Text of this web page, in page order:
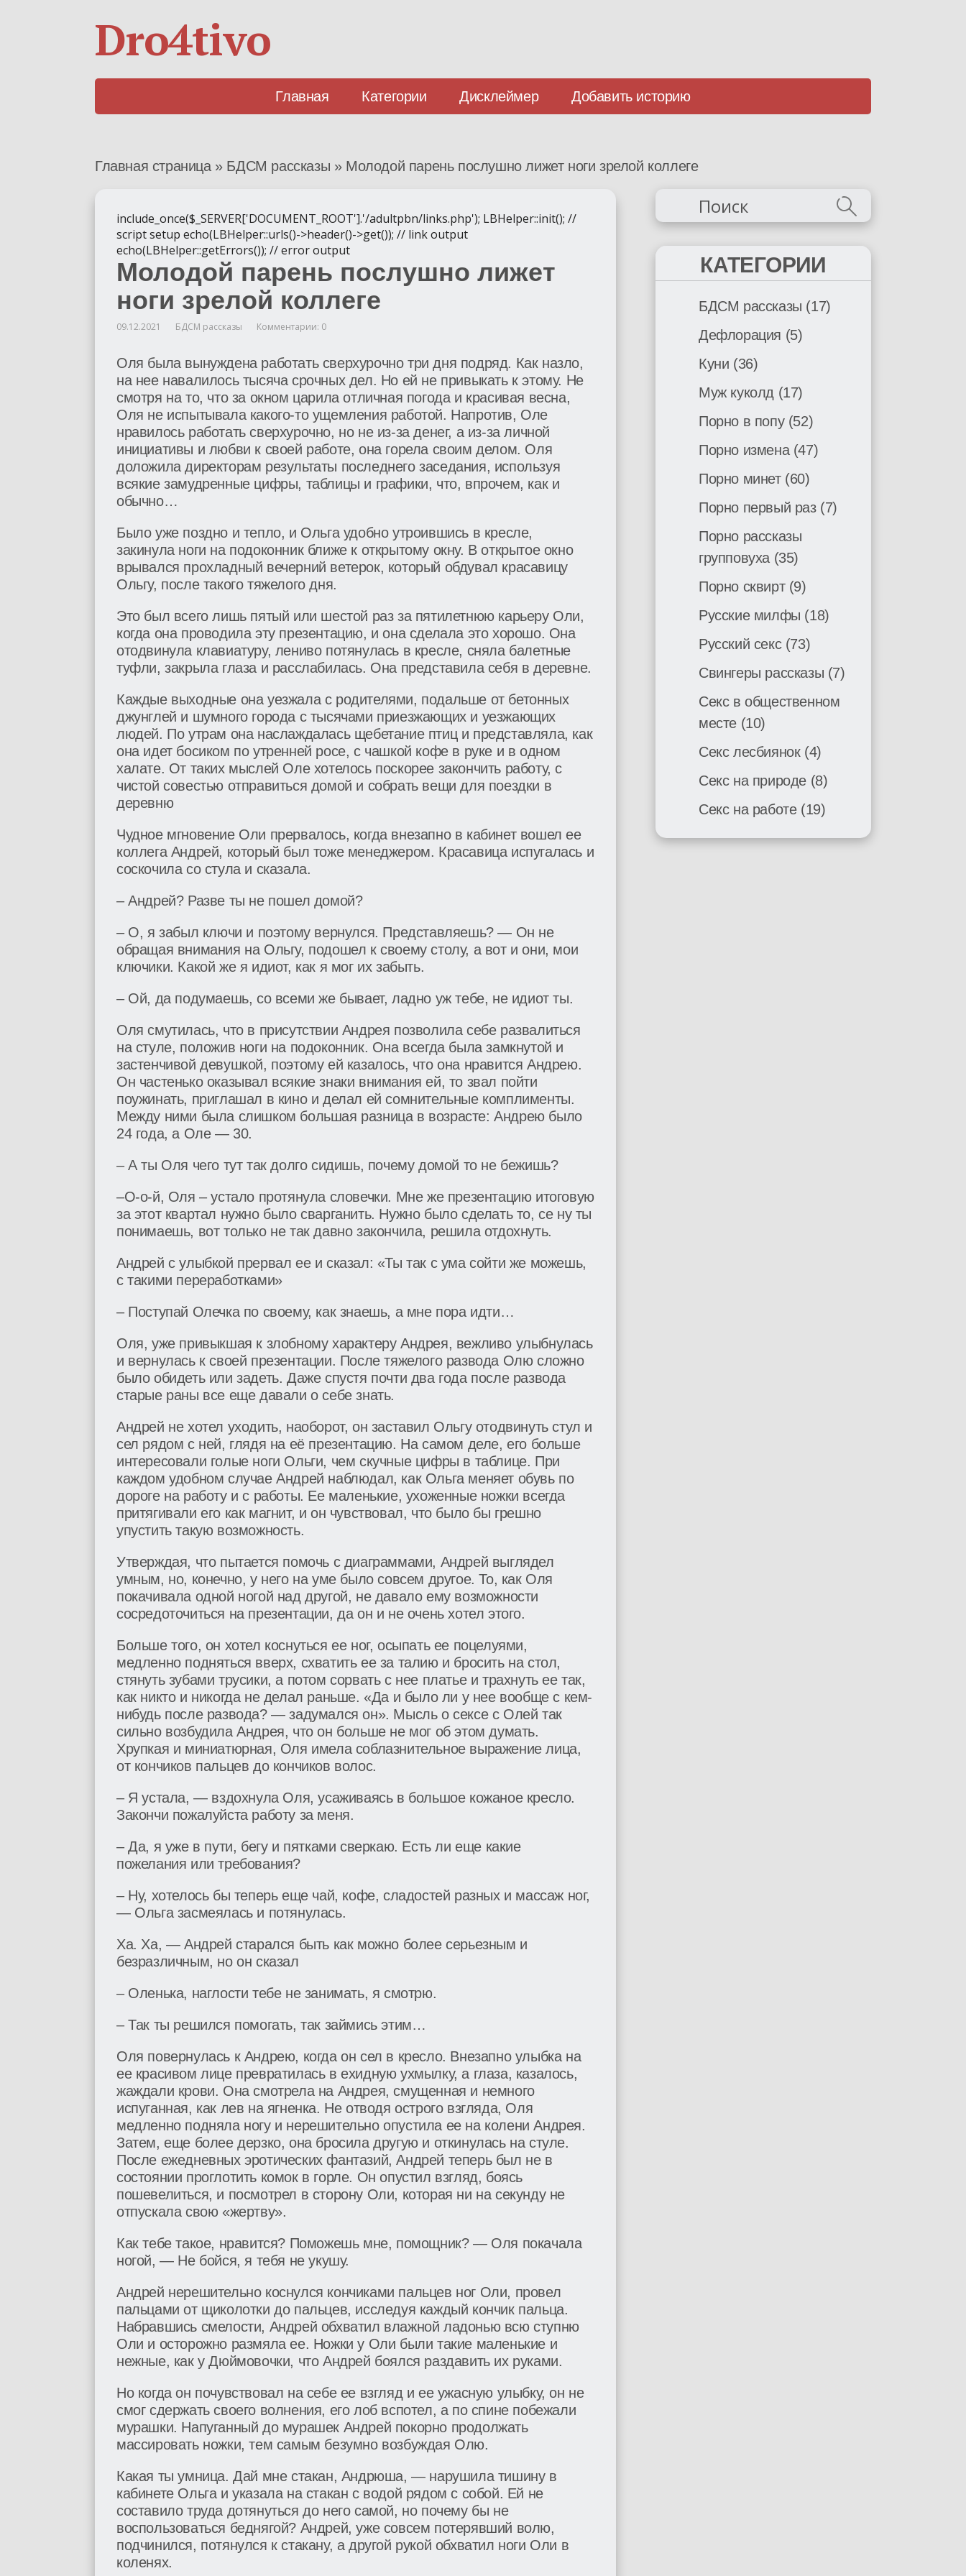
Dro4tivo
Главная Категории Дисклеймер Добавить историю
Главная страница» БДСМ рассказы » Молодой парень послушно лижет ноги зрелой коллеге
include_once($_SERVER['DOCUMENT_ROOT'].'/adultpbn/links.php'); LBHelper::init(); //
script setup echo(LBHelper::urls()->header()->get()); // link output
echo(LBHelper::getErrors()); // error output
Молодой парень послушно лижет
ноги зрелой коллеге
09.12.2021 БДСМ рассказы Комментарии: 0
Оля была вынуждена работать сверхурочно три дня подряд. Как назло,
на нее навалилось тысяча срочных дел. Но ей не привыкать к этому. Не
смотря на то, что за окном царила отличная погода и красивая весна,
Оля не испытывала какого-то ущемления работой. Напротив, Оле
нравилось работать сверхурочно, но не из-за денег, а из-за личной
инициативы и любви к своей работе, она горела своим делом. Оля
доложила директорам результаты последнего заседания, используя
всякие замудренные цифры, таблицы и графики, что, впрочем, как и
обычно…
Было уже поздно и тепло, и Ольга удобно утроившись в кресле,
закинула ноги на подоконник ближе к открытому окну. В открытое окно
врывался прохладный вечерний ветерок, который обдувал красавицу
Ольгу, после такого тяжелого дня.
Это был всего лишь пятый или шестой раз за пятилетнюю карьеру Оли,
когда она проводила эту презентацию, и она сделала это хорошо. Она
отодвинула клавиатуру, лениво потянулась в кресле, сняла балетные
туфли, закрыла глаза и расслабилась. Она представила себя в деревне.
Каждые выходные она уезжала с родителями, подальше от бетонных
джунглей и шумного города с тысячами приезжающих и уезжающих
людей. По утрам она наслаждалась щебетание птиц и представляла, как
она идет босиком по утренней росе, с чашкой кофе в руке и в одном
халате. От таких мыслей Оле хотелось поскорее закончить работу, с
чистой совестью отправиться домой и собрать вещи для поездки в
деревню
Чудное мгновение Оли прервалось, когда внезапно в кабинет вошел ее
коллега Андрей, который был тоже менеджером. Красавица испугалась и
соскочила со стула и сказала.
– Андрей? Разве ты не пошел домой?
– О, я забыл ключи и поэтому вернулся. Представляешь? — Он не
обращая внимания на Ольгу, подошел к своему столу, а вот и они, мои
ключики. Какой же я идиот, как я мог их забыть.
– Ой, да подумаешь, со всеми же бывает, ладно уж тебе, не идиот ты.
Оля смутилась, что в присутствии Андрея позволила себе развалиться
на стуле, положив ноги на подоконник. Она всегда была замкнутой и
застенчивой девушкой, поэтому ей казалось, что она нравится Андрею.
Он частенько оказывал всякие знаки внимания ей, то звал пойти
поужинать, приглашал в кино и делал ей сомнительные комплименты.
Между ними была слишком большая разница в возрасте: Андрею было
24 года, а Оле — 30.
– А ты Оля чего тут так долго сидишь, почему домой то не бежишь?
–О-о-й, Оля – устало протянула словечки. Мне же презентацию итоговую
за этот квартал нужно было сварганить. Нужно было сделать то, се ну ты
понимаешь, вот только не так давно закончила, решила отдохнуть.
Андрей с улыбкой прервал ее и сказал: «Ты так с ума сойти же можешь,
с такими переработками»
– Поступай Олечка по своему, как знаешь, а мне пора идти…
Оля, уже привыкшая к злобному характеру Андрея, вежливо улыбнулась
и вернулась к своей презентации. После тяжелого развода Олю сложно
было обидеть или задеть. Даже спустя почти два года после развода
старые раны все еще давали о себе знать.
Андрей не хотел уходить, наоборот, он заставил Ольгу отодвинуть стул и
сел рядом с ней, глядя на её презентацию. На самом деле, его больше
интересовали голые ноги Ольги, чем скучные цифры в таблице. При
каждом удобном случае Андрей наблюдал, как Ольга меняет обувь по
дороге на работу и с работы. Ее маленькие, ухоженные ножки всегда
притягивали его как магнит, и он чувствовал, что было бы грешно
упустить такую возможность.
Утверждая, что пытается помочь с диаграммами, Андрей выглядел
умным, но, конечно, у него на уме было совсем другое. То, как Оля
покачивала одной ногой над другой, не давало ему возможности
сосредоточиться на презентации, да он и не очень хотел этого.
Больше того, он хотел коснуться ее ног, осыпать ее поцелуями,
медленно подняться вверх, схватить ее за талию и бросить на стол,
стянуть зубами трусики, а потом сорвать с нее платье и трахнуть ее так,
как никто и никогда не делал раньше. «Да и было ли у нее вообще с кем-
нибудь после развода? — задумался он». Мысль о сексе с Олей так
сильно возбудила Андрея, что он больше не мог об этом думать.
Хрупкая и миниатюрная, Оля имела соблазнительное выражение лица,
от кончиков пальцев до кончиков волос.
– Я устала, — вздохнула Оля, усаживаясь в большое кожаное кресло.
Закончи пожалуйста работу за меня.
– Да, я уже в пути, бегу и пятками сверкаю. Есть ли еще какие
пожелания или требования?
– Ну, хотелось бы теперь еще чай, кофе, сладостей разных и массаж ног,
— Ольга засмеялась и потянулась.
Ха. Ха, — Андрей старался быть как можно более серьезным и
безразличным, но он сказал
– Оленька, наглости тебе не занимать, я смотрю.
– Так ты решился помогать, так займись этим…
Оля повернулась к Андрею, когда он сел в кресло. Внезапно улыбка на
ее красивом лице превратилась в ехидную ухмылку, а глаза, казалось,
жаждали крови. Она смотрела на Андрея, смущенная и немного
испуганная, как лев на ягненка. Не отводя острого взгляда, Оля
медленно подняла ногу и нерешительно опустила ее на колени Андрея.
Затем, еще более дерзко, она бросила другую и откинулась на стуле.
После ежедневных эротических фантазий, Андрей теперь был не в
состоянии проглотить комок в горле. Он опустил взгляд, боясь
пошевелиться, и посмотрел в сторону Оли, которая ни на секунду не
отпускала свою «жертву».
Как тебе такое, нравится? Поможешь мне, помощник? — Оля покачала
ногой, — Не бойся, я тебя не укушу.
Андрей нерешительно коснулся кончиками пальцев ног Оли, провел
пальцами от щиколотки до пальцев, исследуя каждый кончик пальца.
Набравшись смелости, Андрей обхватил влажной ладонью всю ступню
Оли и осторожно размяла ее. Ножки у Оли были такие маленькие и
нежные, как у Дюймовочки, что Андрей боялся раздавить их руками.
Но когда он почувствовал на себе ее взгляд и ее ужасную улыбку, он не
смог сдержать своего волнения, его лоб вспотел, а по спине побежали
мурашки. Напуганный до мурашек Андрей покорно продолжать
массировать ножки, тем самым безумно возбуждая Олю.
Какая ты умница. Дай мне стакан, Андрюша, — нарушила тишину в
кабинете Ольга и указала на стакан с водой рядом с собой. Ей не
составило труда дотянуться до него самой, но почему бы не
воспользоваться беднягой? Андрей, уже совсем потерявший волю,
подчинился, потянулся к стакану, а другой рукой обхватил ноги Оли в
коленях.
КАТЕГОРИИ
БДСМ рассказы (17)
Дефлорация (5)
Куни (36)
Муж куколд (17)
Порно в попу(52)
Порно измена(47)
Порно минет(60)
Порно первый раз(7)
Порно рассказы
групповуха (35)
Порно сквирт(9)
Русские милфы (18)
Русский секс(73)
Свингеры рассказы (7)
Секс в общественном
месте (10)
Секс лесбиянок(4)
Секс на природе (8)
Секс на работе(19)